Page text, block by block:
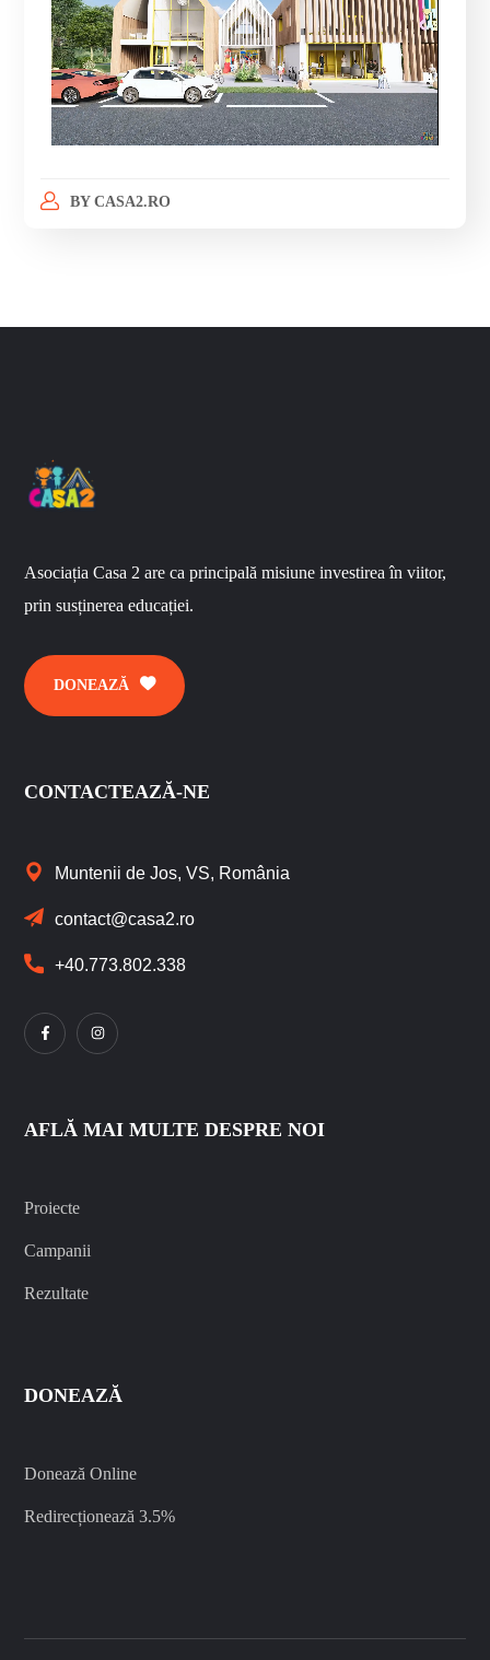
BY CASA2.RO
Asociația Casa 2 are ca principală misiune investirea în viitor,
prin susținerea educației.
DONEAZĂ
CONTACTEAZĂ-NE
Muntenii de Jos, VS, România
contact@casa2.ro
+40.773.802.338
AFLĂ MAI MULTE DESPRE NOI
Proiecte
Campanii
Rezultate
DONEAZĂ
Donează Online
Redirecționează 3.5%